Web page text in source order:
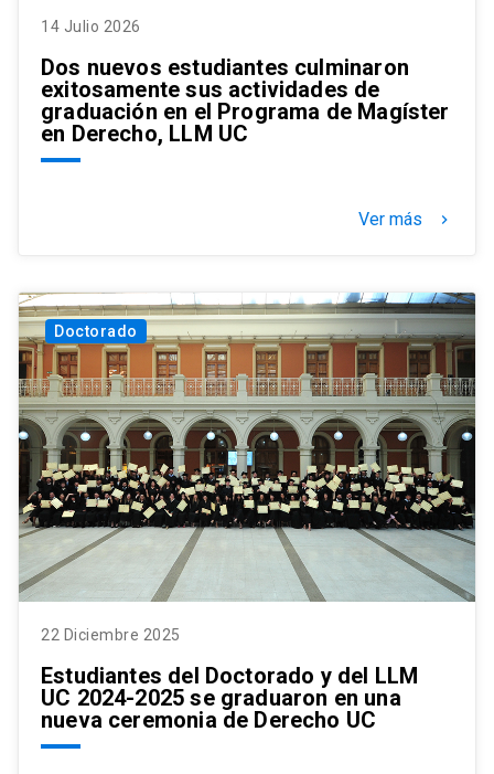
14 Julio 2026
Dos nuevos estudiantes culminaron
exitosamente sus actividades de
graduación en el Programa de Magíster
en Derecho, LLM UC
Ver más keyboard_arrow_right
Doctorado
22 Diciembre 2025
Estudiantes del Doctorado y del LLM
UC 2024-2025 se graduaron en una
nueva ceremonia de Derecho UC